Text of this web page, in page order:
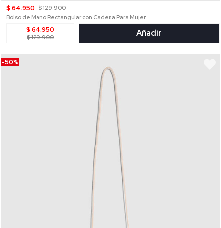
$ 64.950 $ 129.900
Bolso de Mano Rectangular con Cadena Para Mujer
$ 64.950
$ 129.900 Añadir
-50%